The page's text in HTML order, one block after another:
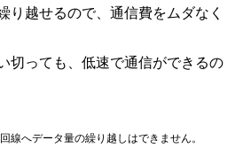
り越せるので、通信費をムダなく
切っても、低速で通信ができるの
線へデータ量の繰り越しはできません。